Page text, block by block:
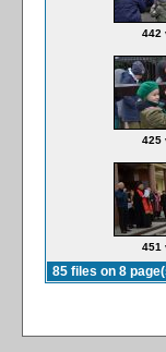
442
425
451
85 files on 8